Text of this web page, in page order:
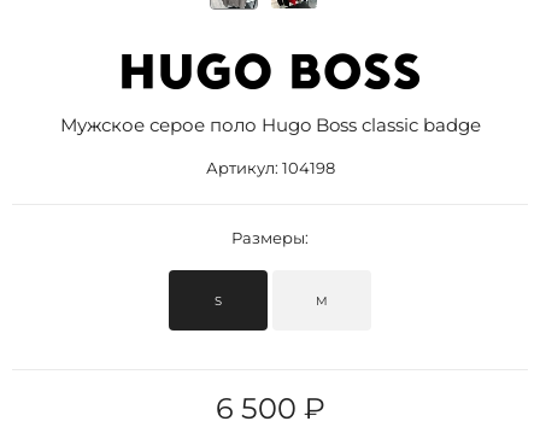
Мужское серое поло Hugo Boss classic badge
Артикул: 104198
Размеры:
S M
6 500 ₽